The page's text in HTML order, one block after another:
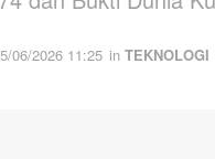
06/2026 11:25 in TEKNOLOGI